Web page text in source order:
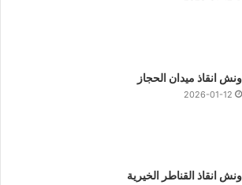
ونش انقاذ ميدان الحجاز
2026-01-12
ونش انقاذ القناطر الخيرية